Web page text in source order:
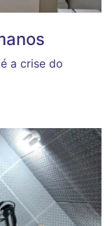
a crise do